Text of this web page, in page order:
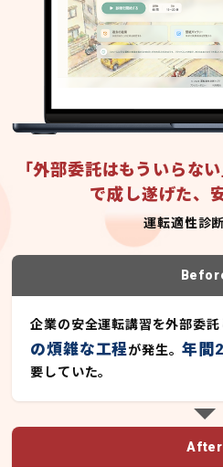
「外部委託はもういらな
で成し遂げた、
運転適性診
企業の安全運転講習を外部委
の煩雑な工程が発生。年間
要していた。
After